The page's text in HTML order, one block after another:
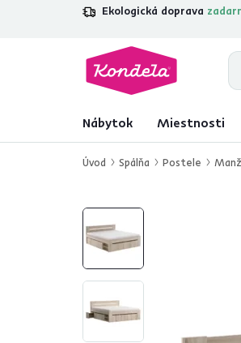
Ekologická doprava
4,7 31 157
Nábytok Miestnosti
Úvod Spálňa Postele